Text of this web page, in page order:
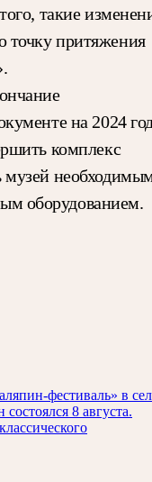
такие
точку притяжения
на 2024
комплекс
музей
оборудованием.
фестиваль» в
8 августа.